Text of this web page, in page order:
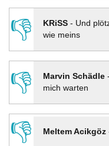
👎
KRiSS- Und
wie meins
👎 Marvin Schädle-
mich warten
👎
Meltem Acikgöz